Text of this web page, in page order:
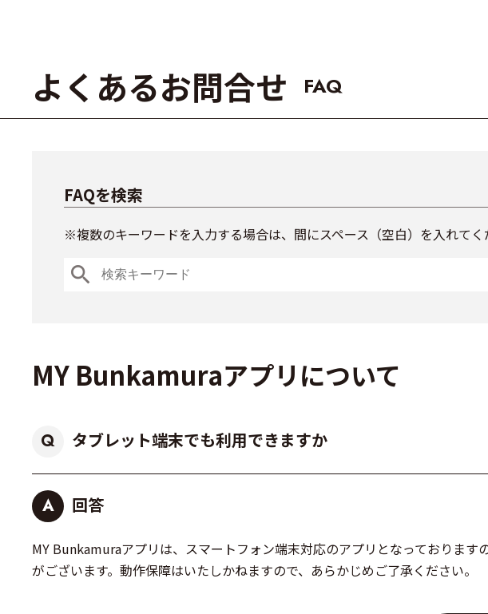
よくあるお問合せ FAQ
FAQを検索
※複数のキーワードを入力する場合は、間にスペース（空白）を入れてく
search
MY Bunkamuraアプリについて
Q タブレット端末でも利用できますか
A 回答
MY Bunkamuraアプリは、スマートフォン端末対応のアプリとなっておりま
がございます。動作保障はいたしかねますので、あらかじめご了承ください。